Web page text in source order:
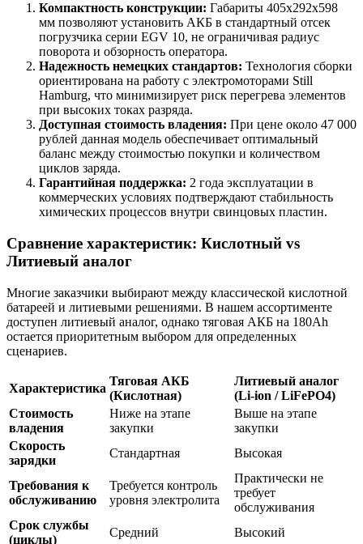
Компактность конструкции: Габариты 405x292x598
мм позволяют установить АКБ в стандартный отсек
погрузчика серии EGV 10, не ограничивая радиус
поворота и обзорность оператора.
Надежность немецких стандартов: Технология сборки
ориентирована на работу с электромоторами Still
Hamburg, что минимизирует риск перегрева элементов
при высоких токах разряда.
Доступная стоимость владения: При цене около 47 000
рублей данная модель обеспечивает оптимальный
баланс между стоимостью покупки и количеством
циклов заряда.
Гарантийная поддержка: 2 года эксплуатации в
коммерческих условиях подтверждают стабильность
химических процессов внутри свинцовых пластин.
Сравнение характеристик: Кислотный vs
Литиевый аналог
Многие заказчики выбирают между классической кислотной
батареей и литиевыми решениями. В нашем ассортименте
доступен литиевый аналог, однако тяговая АКБ на 180Ah
остается приоритетным выбором для определенных
сценариев.
Характеристика
Тяговая АКБ
(Кислотная)
Литиевый аналог
(Li-ion / LiFePO4)
Стоимость
владения
Ниже на этапе
закупки
Выше на этапе
закупки
Скорость
зарядки
Стандартная Высокая
Требования к
обслуживанию
Требуется контроль
уровня электролита
Практически не
требует
обслуживания
Срок службы
(циклы)
Средний Высокий